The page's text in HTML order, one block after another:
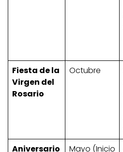
Fiesta de la
Virgen del
Rosario
Octubre
Aniversario
Mayo (Inicio